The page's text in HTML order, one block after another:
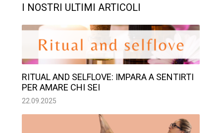
I NOSTRI ULTIMI ARTICOLI
RITUAL AND SELFLOVE: IMPARA A SENTIRTI
PER AMARE CHI SEI
22.09.2025